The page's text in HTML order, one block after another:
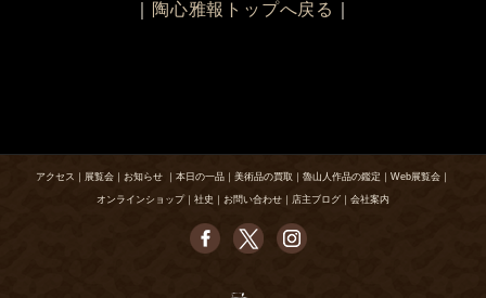
陶心雅報トップへ戻る
アクセス ｜ 展覧会 ｜ お知らせ ｜ 本日の一品 ｜ 美術品の買取 ｜ 魯山人作品の鑑定 ｜ Web展覧会 ｜
オンラインショップ｜ 社史 ｜ お問い合わせ ｜ 店主ブログ ｜ 会社案内